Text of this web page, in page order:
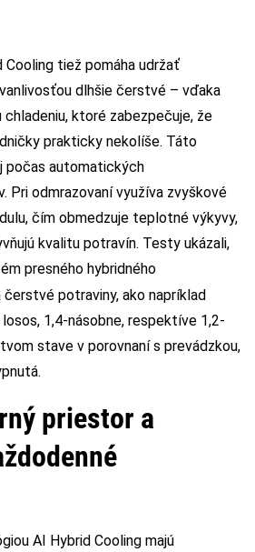
Cooling tiež pomáha udržať
dlhšie čerstvé – vďaka
chladeniu, ktoré zabezpečuje, že
prakticky nekolíše. Táto
počas automatických
Pri odmrazovaní využíva zvyškové
čím obmedzuje teplotné výkyvy,
kvalitu potravín. Testy ukázali,
presného hybridného
čerstvé potraviny, ako napríklad
1,4-násobne, respektíve 1,2-
stave v porovnaní s prevádzkou,
priestor a
AI Hybrid Cooling majú